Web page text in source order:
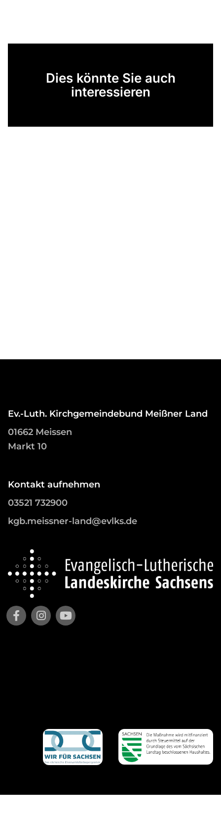
Dies könnte Sie auch
interessieren
Ev.-Luth. Kirchgemeindebund Meißner Land
01662 Meissen
Markt 10
Kontakt aufnehmen
03521 732900
kgb.meissner-land@evlks.de